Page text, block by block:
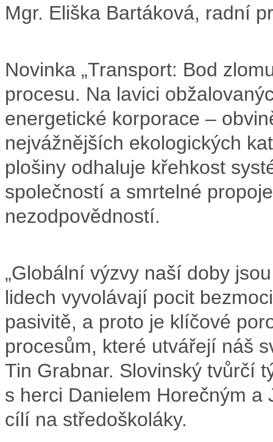
Mgr. Eliška Bartáková, radní
Novinka „Transport: Bod
procesu. Na lavici
energetické korporace –
nejvážnějších ekologických
plošiny odhaluje křehkost
společností a smrtelné
nezodpovědností.
„Globální výzvy naší doby
lidech vyvolávají pocit
pasivitě, a proto je klíčové
procesům, které utvářejí náš
Tin Grabnar. Slovinský tvůrčí
s herci Danielem Horečným
cílí na středoškoláky.